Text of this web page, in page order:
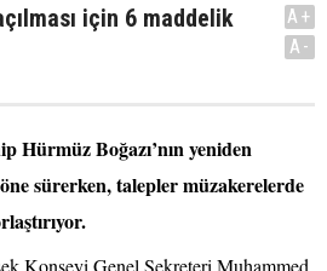
için 6 maddelik
A+
A-
Hürmüz Boğazı’nın yeniden
sürerken, talepler müzakerelerde
Konseyi Genel Sekreteri Muhammed